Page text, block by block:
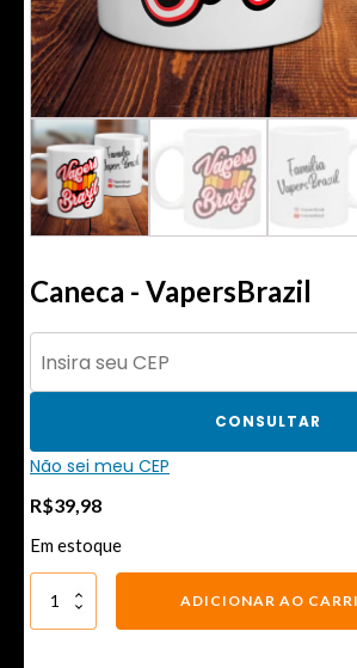
Caneca - VapersBrazil
CONSULTAR
Não sei meu CEP
R$39,98
Em estoque
ADICIONAR AO